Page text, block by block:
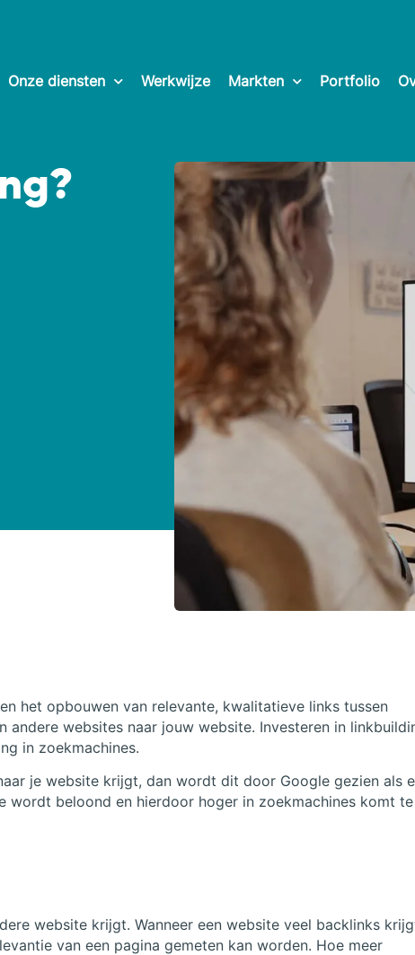
Onze diensten Werkwijze Markten Portfolio
het opbouwen van relevante, kwalitatieve links tussen
andere websites naar jouw website. Investeren in
in zoekmachines.
je website krijgt, dan wordt dit door Google gezien als
wordt beloond en hierdoor hoger in zoekmachines komt te
website krijgt. Wanneer een website veel backlinks
van een pagina gemeten kan worden. Hoe meer